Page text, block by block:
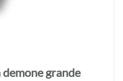
grande